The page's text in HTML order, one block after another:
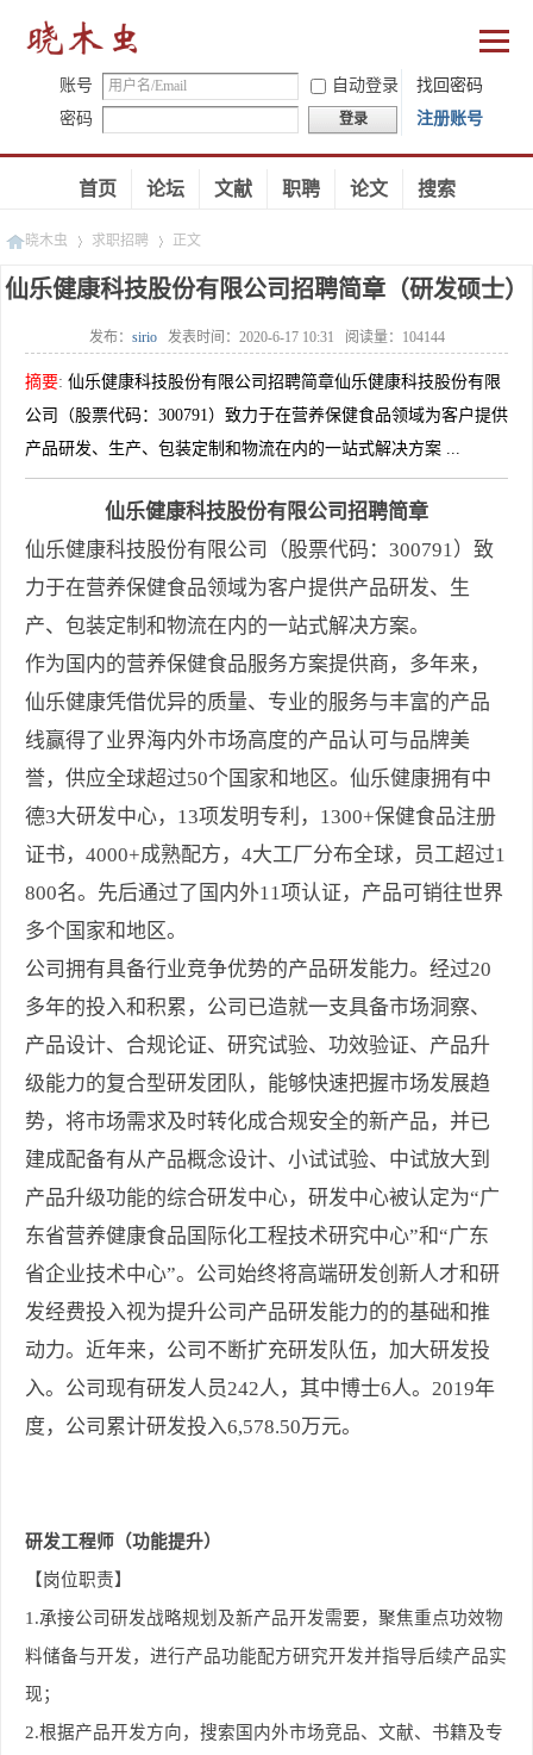
账号 自动登录
找回密码
密码
登录 注册账号
首页 论坛 文献 职聘 论文 搜索
晓木虫 求职招聘
»
正文
仙乐健康科技股份有限公司招聘简章（研发硕士）
发布： sirio 发表时间： 2020-6-17 10:31 阅读量： 104144
摘要: 仙乐健康科技股份有限公司招聘简章仙乐健康科技股份有限
公司（股票代码：300791）致力于在营养保健食品领域为客户提供
产品研发、生产、包装定制和物流在内的一站式解决方案 ...
仙乐健康科技股份有限公司招聘简章
仙乐健康科技股份有限公司（股票代码：300791）致
力于在营养保健食品领域为客户提供产品研发、生
产、包装定制和物流在内的一站式解决方案。
作为国内的营养保健食品服务方案提供商，多年来，
仙乐健康凭借优异的质量、专业的服务与丰富的产品
线赢得了业界海内外市场高度的产品认可与品牌美
誉，供应全球超过50个国家和地区。仙乐健康拥有中
德3大研发中心，13项发明专利，1300+保健食品注册
证书，4000+成熟配方，4大工厂分布全球，员工超过1
800名。先后通过了国内外11项认证，产品可销往世界
多个国家和地区。
公司拥有具备行业竞争优势的产品研发能力。经过20
多年的投入和积累，公司已造就一支具备市场洞察、
产品设计、合规论证、研究试验、功效验证、产品升
级能力的复合型研发团队，能够快速把握市场发展趋
势，将市场需求及时转化成合规安全的新产品，并已
建成配备有从产品概念设计、小试试验、中试放大到
产品升级功能的综合研发中心，研发中心被认定为“广
东省营养健康食品国际化工程技术研究中心”和“广东
省企业技术中心”。公司始终将高端研发创新人才和研
发经费投入视为提升公司产品研发能力的的基础和推
动力。近年来，公司不断扩充研发队伍，加大研发投
入。公司现有研发人员242人，其中博士6人。2019年
度，公司累计研发投入6,578.50万元。
研发工程师（功能提升）
【岗位职责】
1.承接公司研发战略规划及新产品开发需要，聚焦重点功效物
料储备与开发，进行产品功能配方研究开发并指导后续产品实
现；
2.根据产品开发方向，搜索国内外市场竞品、文献、书籍及专